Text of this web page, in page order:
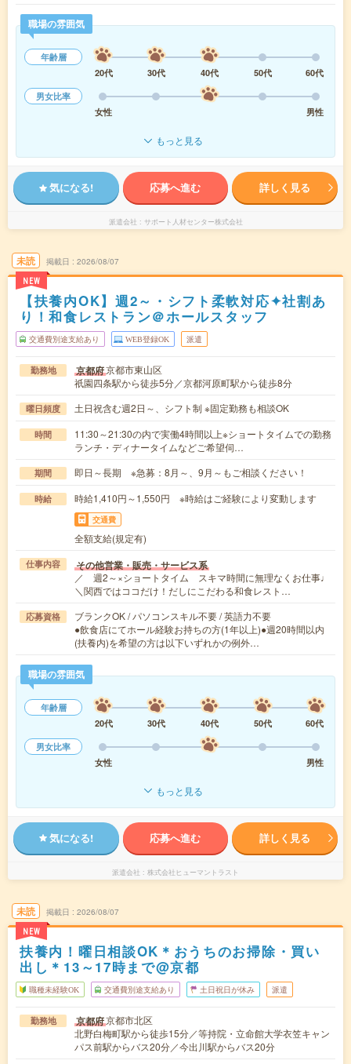
職場の雰囲気
年齢層
20代
30代 40代 50代
60代
男女比率
女性
男性
もっと見る
気になる! 応募へ進む 詳しく見る
派遣会社 サポート人材センター株式会社
未読
NEW
掲載日 2026/08/07
【扶養内OK】週2～・シフト柔軟対応✦社割あ
り！和食レストラン＠ホールスタッフ
交通費別途支給あり WEB登録OK 派遣
勤務地 京都府京都市東山区
祇園四条駅から徒歩5分／京都河原町駅から徒歩8分
曜日頻度 土日祝含む週2日～、シフト制 ※固定勤務も相談OK
時間
11:30～21:30の内で実働4時間以上※ショートタイムでの勤務
ランチ・ディナータイムなどご希望伺…
期間 即日～長期 ※急募：8月～、9月～もご相談ください！
時給 時給1,410円～1,550円 ※時給はご経験により変動します
交通費
全額支給(規定有)
仕事内容 その他営業・販売・サービス系
／ 週2～×ショートタイム スキマ時間に無理なくお仕事♩
＼関西ではココだけ！だしにこだわる和食レスト…
応募資格
ブランクOK / パソコンスキル不要 / 英語力不要
●飲食店にてホール経験お持ちの方(1年以上)●週20時間以内
(扶養内)を希望の方は以下いずれかの例外…
職場の雰囲気
年齢層
20代
30代 40代 50代
60代
男女比率
女性
男性
もっと見る
気になる! 応募へ進む 詳しく見る
派遣会社 株式会社ヒューマントラスト
未読
NEW
掲載日 2026/08/07
扶養内！曜日相談OK＊おうちのお掃除・買い
出し＊13～17時まで@京都
職種未経験OK 交通費別途支給あり 土日祝日が休み 派遣
勤務地 京都府京都市北区
北野白梅町駅から徒歩15分／等持院・立命館大学衣笠キャン
パス前駅からバス20分／今出川駅からバス20分